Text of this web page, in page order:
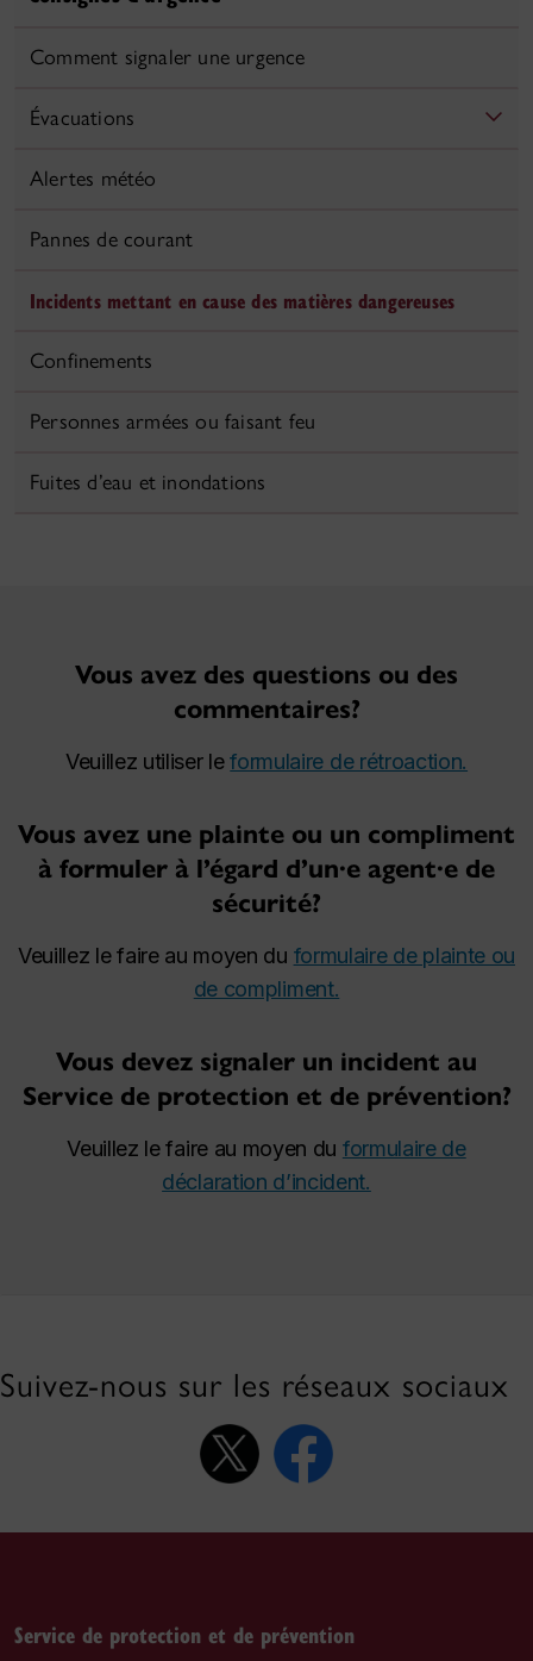
Comment signaler une urgence
Évacuations
Alertes météo
Pannes de courant
Incidents mettant en cause des matières dangereuses
Confinements
Personnes armées ou faisant feu
Fuites d’eau et inondations
Vous avez des questions ou des
commentaires?
Veuillez utiliser leformulaire de rétroaction.
Vous avez une plainte ou un compliment
à formuler à l’égard d’un·e agent·e de
sécurité?
Veuillez le faire au moyen du formulaire de plainte ou
de compliment.
Vous devez signaler un incident au
Service de protection et de prévention?
Veuillez le faire au moyen du formulaire de
déclaration d’incident.
Suivez-nous sur les réseaux sociaux
Service de protection et de prévention